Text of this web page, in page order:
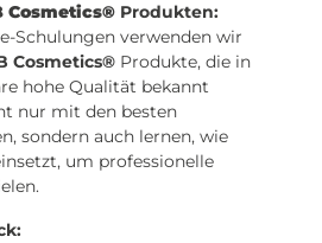
Cosmetics® Produkten:
Schulungen verwenden wir
Cosmetics® Produkte, die in
hohe Qualität bekannt
nur mit den besten
sondern auch lernen, wie
um professionelle